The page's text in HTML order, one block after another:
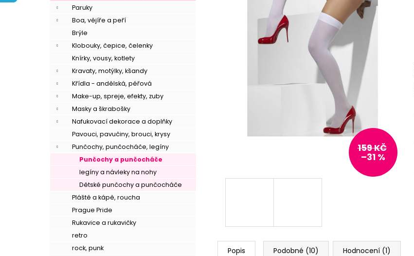
Paruky
Boa, vějíře a peří
Brýle
Klobouky, čepice, čelenky
Knírky, vousy, kotlety
Kravaty, motýlky, kšandy
Křídla - andělská, péřová
Make-up, spreje, efekty, zuby
Masky a škrabošky
Nafukovací dekorace a doplňky
Pavouci, pavučiny, brouci, krysy
Punčochy, punčocháče, legíny
Punčochy a punčocháče
legíny a návleky na nohy
Dětské punčochy a punčocháče
Pláště a kápě, roucha
Prague Pride
Rukavice a rukavičky
retro
rock, punk
159 KČ
–31 %
Popis Podobné (10) Hodnocení (1)